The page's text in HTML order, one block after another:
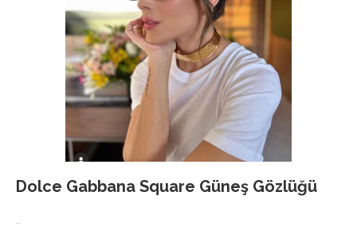
Dolce Gabbana Square Güneş Gözlüğü
..